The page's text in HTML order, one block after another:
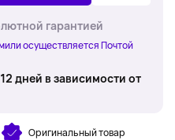
гарантией
осуществляется Почтой
дней в зависимости от
Оригинальный товар